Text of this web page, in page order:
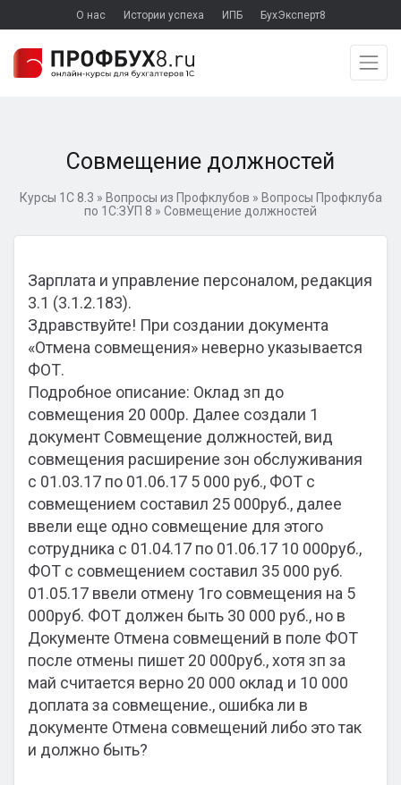
О нас Истории успеха ИПБ БухЭксперт8
Совмещение должностей
Курсы 1С 8.3 » Вопросы из Профклубов » Вопросы Профклуба
по 1С:ЗУП 8 » Совмещение должностей
Зарплата и управление персоналом, редакция
3.1 (3.1.2.183).
Здравствуйте! При создании документа
«Отмена совмещения» неверно указывается
ФОТ.
Подробное описание: Оклад зп до
совмещения 20 000р. Далее создали 1
документ Совмещение должностей, вид
совмещения расширение зон обслуживания
с 01.03.17 по 01.06.17 5 000 руб., ФОТ с
совмещением составил 25 000руб., далее
ввели еще одно совмещение для этого
сотрудника с 01.04.17 по 01.06.17 10 000руб.,
ФОТ с совмещением составил 35 000 руб.
01.05.17 ввели отмену 1го совмещения на 5
000руб. ФОТ должен быть 30 000 руб., но в
Документе Отмена совмещений в поле ФОТ
после отмены пишет 20 000руб., хотя зп за
май считается верно 20 000 оклад и 10 000
доплата за совмещение., ошибка ли в
документе Отмена совмещений либо это так
и должно быть?